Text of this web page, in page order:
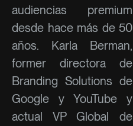
audiencias premium
desde hace más de 50
años. Karla Berman,
former directora de
Branding Solutions de
Google y YouTube y
actual VP Global de